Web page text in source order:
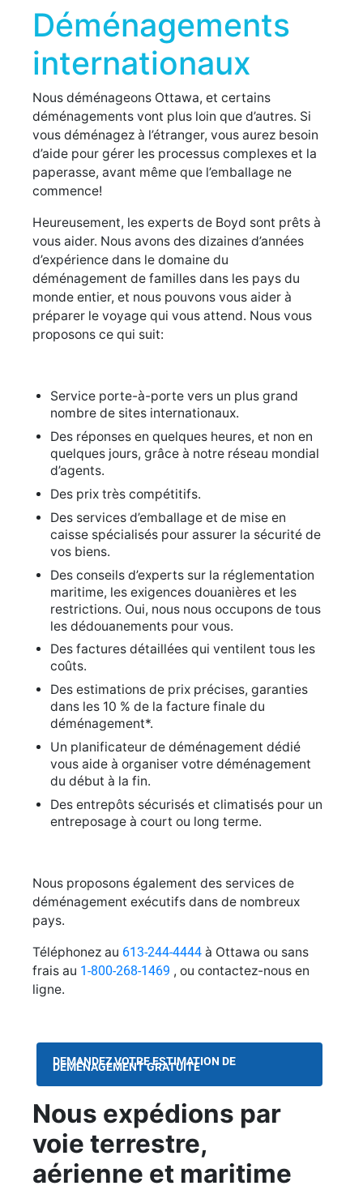
Déménagements
internationaux
Nous déménageons Ottawa, et certains
déménagements vont plus loin que d’autres. Si
vous déménagez à l’étranger, vous aurez besoin
d’aide pour gérer les processus complexes et la
paperasse, avant même que l’emballage ne
commence!
Heureusement, les experts de Boyd sont prêts à
vous aider. Nous avons des dizaines d’années
d’expérience dans le domaine du
déménagement de familles dans les pays du
monde entier, et nous pouvons vous aider à
préparer le voyage qui vous attend. Nous vous
proposons ce qui suit:
Service porte-à-porte vers un plus grand
nombre de sites internationaux.
Des réponses en quelques heures, et non en
quelques jours, grâce à notre réseau mondial
d’agents.
Des prix très compétitifs.
Des services d’emballage et de mise en
caisse spécialisés pour assurer la sécurité de
vos biens.
Des conseils d’experts sur la réglementation
maritime, les exigences douanières et les
restrictions. Oui, nous nous occupons de tous
les dédouanements pour vous.
Des factures détaillées qui ventilent tous les
coûts.
Des estimations de prix précises, garanties
dans les 10 % de la facture finale du
déménagement*.
Un planificateur de déménagement dédié
vous aide à organiser votre déménagement
du début à la fin.
Des entrepôts sécurisés et climatisés pour un
entreposage à court ou long terme.
Nous proposons également des services de
déménagement exécutifs dans de nombreux
pays.
Téléphonez au 613-244-4444à Ottawa ou sans
frais au 1-800-268-1469 , ou contactez-nous en
ligne.
DEMANDEZ VOTRE ESTIMATION DE
DÉMÉNAGEMENT GRATUITE
Nous expédions par
voie terrestre,
aérienne et maritime